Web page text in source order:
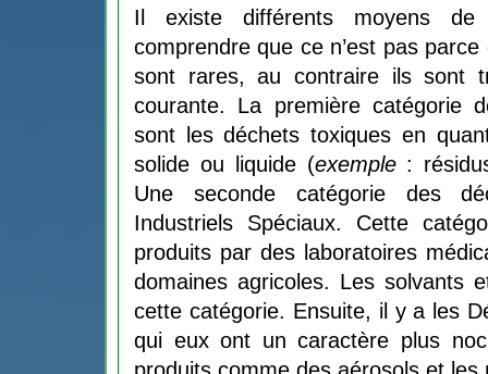
Il existe différents moyens
comprendre que ce n’est pas parce
sont rares, au contraire ils sont
courante. La première catégorie
sont les déchets toxiques en
solide ou liquide (exemple :
Une seconde catégorie des
Industriels Spéciaux. Cette
produits par des laboratoires
domaines agricoles. Les solvants
cette catégorie. Ensuite, il y a les
qui eux ont un caractère plus